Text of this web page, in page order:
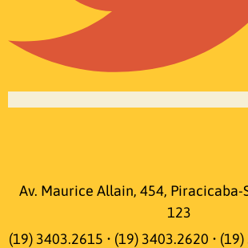
Av. Maurice Allain, 454, Piracicaba-
123
(19) 3403.2615 • (19) 3403.2620 •